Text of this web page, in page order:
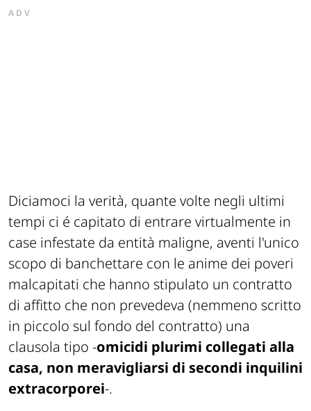
ADV
Diciamoci la verità, quante volte negli ultimi
tempi ci é capitato di entrare virtualmente in
case infestate da entità maligne, aventi l'unico
scopo di banchettare con le anime dei poveri
malcapitati che hanno stipulato un contratto
di affitto che non prevedeva (nemmeno scritto
in piccolo sul fondo del contratto) una
clausola tipo -omicidi plurimi collegati alla
casa, non meravigliarsi di secondi inquilini
extracorporei-.